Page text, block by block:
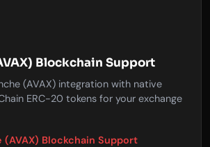
Blockchain Support
(AVAX) integration with native
ERC-20 tokens for your exchange
(AVAX) Blockchain Support